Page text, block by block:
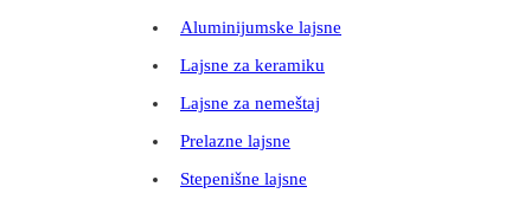
Aluminijumske lajsne
Lajsne za keramiku
Lajsne za nemeštaj
Prelazne lajsne
Stepenišne lajsne